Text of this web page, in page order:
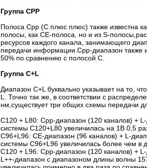
Группа CPP
Полоса Cpp (C плюс плюс) также известна
полосы, как CE-полоса, но и из S-
ресурсов каждого канала, занимающего
передачи информации.Cpp-диапазон также
50% по сравнению с полосой C.
Группа C+L
Диапазон C+L буквально указывает на то,
L. Точно так же, в соответствии с
нм,существует три общих схемы передачи
C120 + L80: Cpp-диапазон (120 каналов) +
системы C120+L80 увеличилась на 1В 0,5
C96+L96: CE-диапазон (96 каналов) + L-
системы C96+L96 увеличилась более чем в
C120 + L96: Cpp-диапазон (120 каналов) +
L++-диапазон с диапазоном длины волны